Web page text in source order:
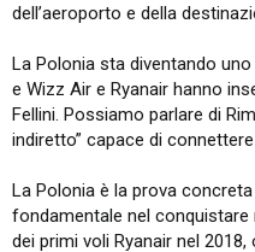
dell’aeroporto e della
La Polonia sta diventando
e Wizz Air e Ryanair hanno
Fellini. Possiamo parlare di
indiretto” capace di connettere
La Polonia è la prova
fondamentale nel
dei primi voli Ryanair nel